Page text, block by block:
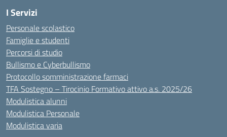
I Servizi
Personale scolastico
Famiglie e studenti
Percorsi di studio
Bullismo e Cyberbullismo
Protocollo somministrazione farmaci
TFA Sostegno – Tirocinio Formativo attivo a.s. 2025/26
Modulistica alunni
Modulistica Personale
Modulistica varia